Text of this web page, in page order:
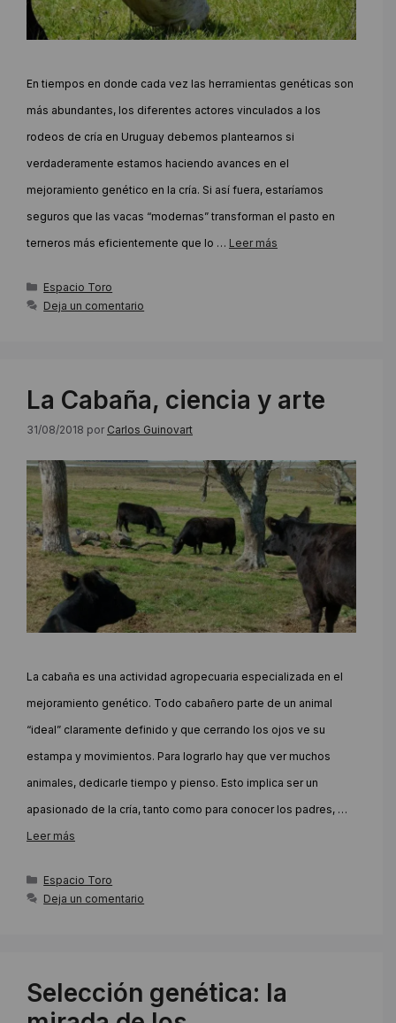
En tiempos en donde cada vez las herramientas genéticas son
más abundantes, los diferentes actores vinculados a los
rodeos de cría en Uruguay debemos plantearnos si
verdaderamente estamos haciendo avances en el
mejoramiento genético en la cría. Si así fuera, estaríamos
seguros que las vacas “modernas” transforman el pasto en
terneros más eficientemente que lo … Leer más
Categorías
Espacio Toro
Deja un comentario
La Cabaña, ciencia y arte
31/08/2018 por Carlos Guinovart
La cabaña es una actividad agropecuaria especializada en el
mejoramiento genético. Todo cabañero parte de un animal
“ideal” claramente definido y que cerrando los ojos ve su
estampa y movimientos. Para lograrlo hay que ver muchos
animales, dedicarle tiempo y pienso. Esto implica ser un
apasionado de la cría, tanto como para conocer los padres, …
Leer más
Categorías
Espacio Toro
Deja un comentario
Selección genética: la